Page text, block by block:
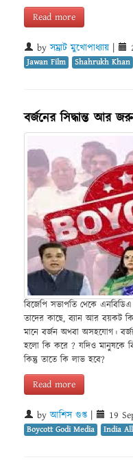
Read more
byসম্রাট মুখোপাধ্যায় |
Jawan Film Shahrukh Khan
বর্জনের সিদ্ধান্ত আর
বিজেপি সভাপতি থেকে এনবিডিএ
তাদের কাছে, ব্যান আর বয়কট
মানে বর্জন অথবা অসহযোগ।
হলো কি করে ? যদিও মানুষকে
কিন্তু তাতে কি লাভ হবে?
Read more
byআশিস গুপ্ত | 19
Boycott Godi Media India